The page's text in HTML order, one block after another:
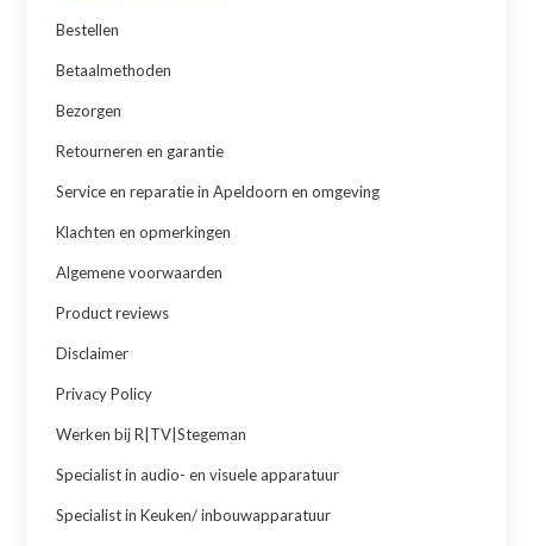
Bestellen
Betaalmethoden
Bezorgen
Retourneren en garantie
Service en reparatie in Apeldoorn en omgeving
Klachten en opmerkingen
Algemene voorwaarden
Product reviews
Disclaimer
Privacy Policy
Werken bij R|TV|Stegeman
Specialist in audio- en visuele apparatuur
Specialist in Keuken/ inbouwapparatuur